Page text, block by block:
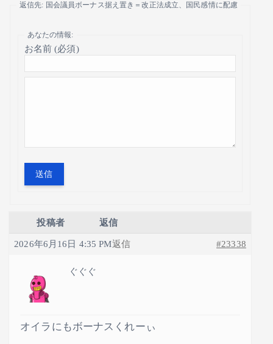
投稿者 返信
2026年6月16日 4:35 PM #23338
返信
ぐぐぐ
オイラにもボーナスくれーぃ
返信先: 国会議員ボーナス据え置き＝改正法成立、国民感情に配慮
あなたの情報:
お名前 (必須)
送信